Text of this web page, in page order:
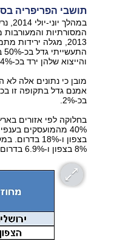
תושבי הפריפריה
והייצוא שלהן ירד בכ-14%.
מובן כי נתונים אלה
בכ-2%.
בחלוקה לפי אזורים
בצפון ו-
8% בצפון ו-6.9% בדרום.